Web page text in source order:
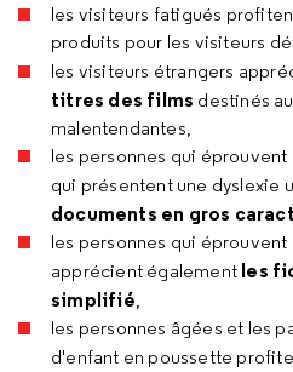
les visiteurs fatigués
produits pour les visiteurs
les visiteurs étrangers
titres des films destinés
malentendantes,
les personnes qui
qui présentent une dyslexie
documents en gros
les personnes qui
apprécient également les
simplifié,
les personnes âgées et les
d'enfant en poussette